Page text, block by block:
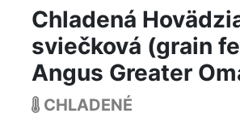
Chladená
sviečková (grain
Angus Greater
CHLADENÉ